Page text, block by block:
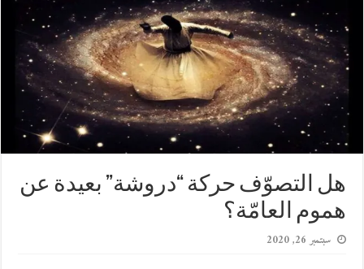
هل التصوّف حركة “دروشة” بعيدة عن
هموم العامّة؟
سبتمبر 26, 2020